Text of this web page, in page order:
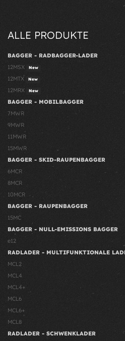
ALLE PRODUKTE
BAGGER - RADBAGGER-LADER
12MSX
New
12MTX New
12MRX New
BAGGER - MOBILBAGGER
7MWR
9MWR
11MWR
15MWR
BAGGER - SKID-RAUPENBAGGER
6MCR
8MCR
10MCR
BAGGER - RAUPENBAGGER
15MC
BAGGER - NULL-EMISSIONS BAGGER
e12
RADLADER - MULTIFUNKTIONALE
MCL2
MCL4
MCL4+
MCL6
MCL6+
MCL8
RADLADER - SCHWENKLADER